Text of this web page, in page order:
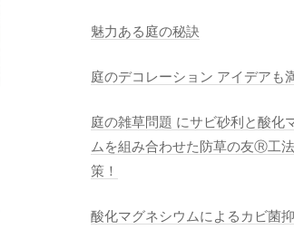
魅力ある庭の秘訣
庭のデコレーション アイデアも
庭の雑草問題 にサビ砂利と酸化
ムを組み合わせた防草の友Ⓡ工
策！
酸化マグネシウムによるカビ菌